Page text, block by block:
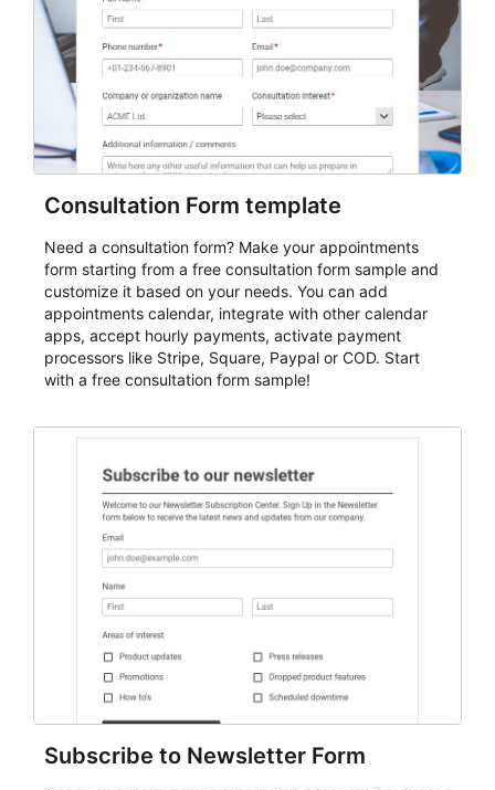
Consultation Form template
Need a consultation form? Make your appointments
form starting from a free consultation form sample and
customize it based on your needs. You can add
appointments calendar, integrate with other calendar
apps, accept hourly payments, activate payment
processors like Stripe, Square, Paypal or COD. Start
with a free consultation form sample!
Subscribe to Newsletter Form